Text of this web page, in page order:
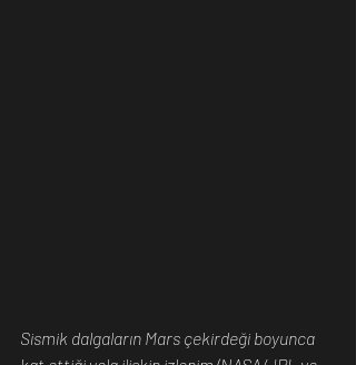
Sismik dalgaların Mars çekirdeği boyunca